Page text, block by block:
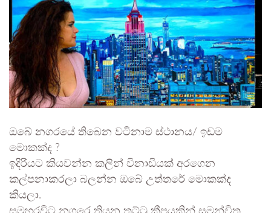
ඔබේ නගරයේ තිබෙන වටිනාම ස්ථානය/ ඉඩම
මොකක්ද ?
ඉදිරියට කියවන්න කලින් විනාඩියක් අරගෙන
කල්පනාකරලා බලන්න ඔබේ උත්තරේ මොකක්ද
කියලා.